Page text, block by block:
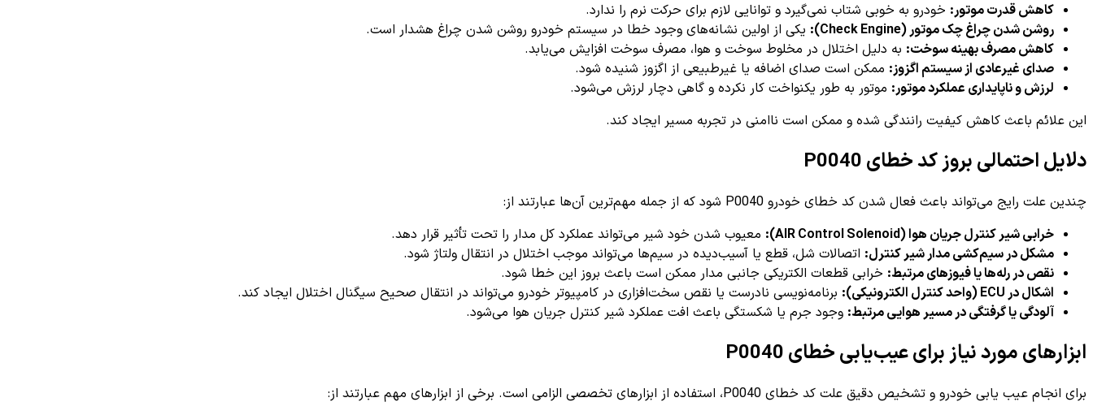
کاهش قدرت موتور: خودرو به خوبی شتاب نمی‌گیرد و توانایی لازم برای حرکت نرم را ندارد.
روشن شدن چراغ چک موتور (Check Engine):
یکی از اولین نشانه‌های وجود خطا در سیستم خودرو روشن شدن چراغ هشدار است.
کاهش مصرف بهینه سوخت: به دلیل اختلال در مخلوط سوخت و هوا، مصرف سوخت افزایش می‌یابد.
صدای غیرعادی از سیستم اگزوز: ممکن است صدای اضافه یا غیرطبیعی از اگزوز شنیده شود.
لرزش و ناپایداری عملکرد موتور: موتور به طور یکنواخت کار نکرده و گاهی دچار لرزش می‌شود.
این علائم باعث کاهش کیفیت رانندگی شده و ممکن است ناامنی در تجربه مسیر ایجاد کند.
دلایل احتمالی بروز کد خطای P0040
چندین علت رایج می‌تواند باعث فعال شدن کد خطای خودرو P0040 شود که از جمله مهم‌ترین آن‌ها عبارتند از:
خرابی شیر کنترل جریان هوا (AIR Control Solenoid):
معیوب شدن خود شیر می‌تواند عملکرد کل مدار را تحت تأثیر قرار دهد.
مشکل در سیم‌کشی مدار شیر کنترل: اتصالات شل، قطع یا آسیب‌دیده در سیم‌ها می‌تواند موجب اختلال در انتقال ولتاژ شود.
نقص در رله‌ها یا فیوزهای مرتبط: خرابی قطعات الکتریکی جانبی مدار ممکن است باعث بروز این خطا شود.
اشکال در ECU (واحد کنترل الکترونیکی):
برنامه‌نویسی نادرست یا نقص سخت‌افزاری در کامپیوتر خودرو می‌تواند در انتقال صحیح سیگنال اختلال ایجاد کند.
آلودگی یا گرفتگی در مسیر هوایی مرتبط: وجود جرم یا شکستگی باعث افت عملکرد شیر کنترل جریان هوا می‌شود.
ابزارهای مورد نیاز برای عیب‌یابی خطای P0040
برای انجام عیب یابی خودرو و تشخیص دقیق علت کد خطای P0040، استفاده از ابزارهای تخصصی الزامی است. برخی از ابزارهای مهم عبارتند از: